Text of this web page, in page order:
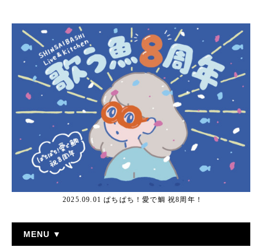
2025.09.01 ぱちぱち！愛で鯛 祝8周年！
MENU ▼